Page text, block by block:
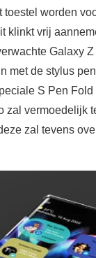
toestel worden
klinkt vrij
Galaxy
met de stylus
S Pen
zal vermoedelijk
zal tevens